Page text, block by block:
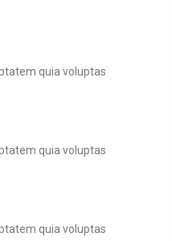
quia voluptas
quia voluptas
quia voluptas